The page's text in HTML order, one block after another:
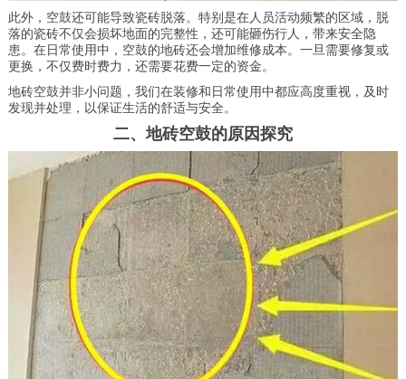
此外，空鼓还可能导致瓷砖脱落。特别是在人员活动频繁的区域，脱
落的瓷砖不仅会损坏地面的完整性，还可能砸伤行人，带来安全隐
患。在日常使用中，空鼓的地砖还会增加维修成本。一旦需要修复或
更换，不仅费时费力，还需要花费一定的资金。
地砖空鼓并非小问题，我们在装修和日常使用中都应高度重视，及时
发现并处理，以保证生活的舒适与安全。
二、地砖空鼓的原因探究